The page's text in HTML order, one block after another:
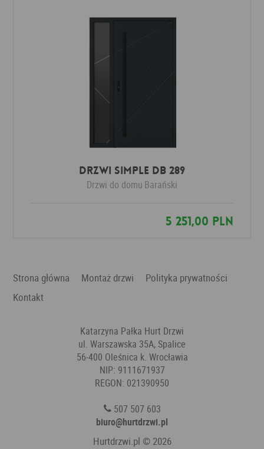
Drzwi SIMPLE DB 289
Drzwi do domu Barański
5 251,00 PLN
Strona główna Montaż drzwi
Polityka prywatności
Kontakt
Katarzyna Pałka Hurt Drzwi
ul. Warszawska 35A, Spalice
56-400 Oleśnica k. Wrocławia
NIP: 9111671937
REGON: 021390950
507 507 603
biuro@hurtdrzwi.pl
Hurtdrzwi.pl © 2026